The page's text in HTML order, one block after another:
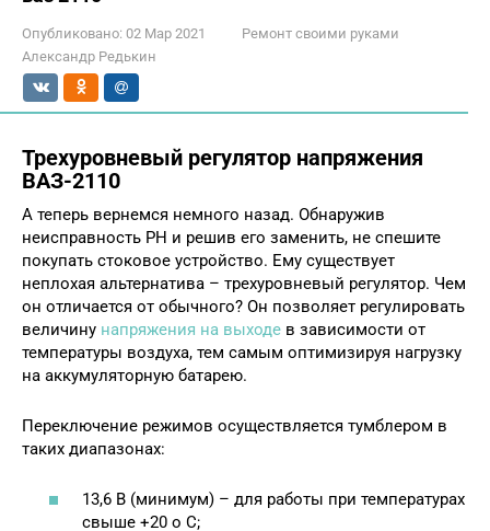
Опубликовано: 02 Мар 2021
Ремонт своими руками
Александр Редькин
Трехуровневый регулятор напряжения
ВАЗ-2110
А теперь вернемся немного назад. Обнаружив
неисправность РН и решив его заменить, не спешите
покупать стоковое устройство. Ему существует
неплохая альтернатива – трехуровневый регулятор. Чем
он отличается от обычного? Он позволяет регулировать
величину напряжения на выходе в зависимости от
температуры воздуха, тем самым оптимизируя нагрузку
на аккумуляторную батарею.
Переключение режимов осуществляется тумблером в
таких диапазонах:
13,6 В (минимум) – для работы при температурах
свыше +20 о С;